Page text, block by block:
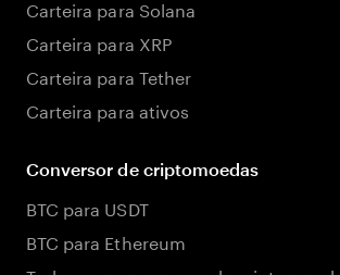
Carteira para Solana
Carteira para XRP
Carteira para Tether
Carteira para ativos
Conversor de criptomoedas
BTC para USDT
BTC para Ethereum